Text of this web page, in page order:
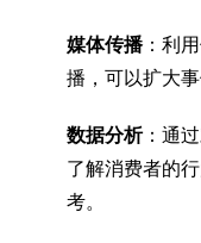
媒体传播：利
播，可以扩大
数据分析：通
了解消费者的
考。